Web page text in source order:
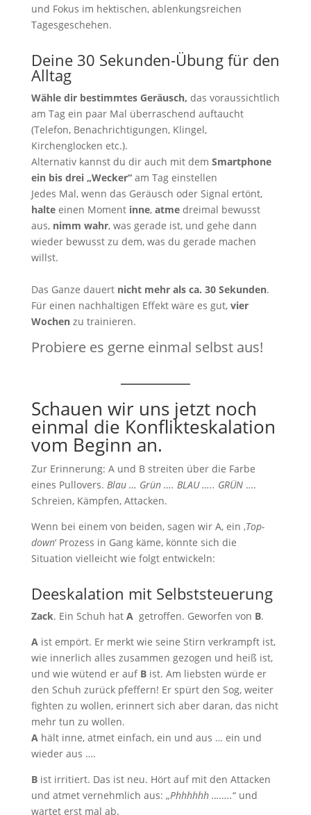
und Fokus im hektischen, ablenkungsreichen
Tagesgeschehen.
Deine 30 Sekunden-Übung für den
Alltag
Wähle dir bestimmtes Geräusch, das voraussichtlich
am Tag ein paar Mal überraschend auftaucht
(Telefon, Benachrichtigungen, Klingel,
Kirchenglocken etc.).
Alternativ kannst du dir auch mit dem Smartphone
ein bis drei „Wecker“am Tag einstellen
Jedes Mal, wenn das Geräusch oder Signal ertönt,
halteeinen Moment inne, atmedreimal bewusst
aus, nimm wahr, was gerade ist, und gehe dann
wieder bewusst zu dem, was du gerade machen
willst.
Das Ganze dauert nicht mehr als ca. 30 Sekunden.
Für einen nachhaltigen Effekt wäre es gut, vier
Wochenzu trainieren.
Probiere es gerne einmal selbst aus!
Schauen wir uns jetzt noch
einmal die Konflikteskalation
vom Beginn an.
Zur Erinnerung: A und B streiten über die Farbe
eines Pullovers. Blau … Grün …. BLAU ….. GRÜN….
Schreien, Kämpfen, Attacken.
Wenn bei einem von beiden, sagen wir A, ein ‚Top-
down‘ Prozess in Gang käme, könnte sich die
Situation vielleicht wie folgt entwickeln:
Deeskalation mit Selbststeuerung
Zack. Ein Schuh hat A getroffen. Geworfen von B.
A ist empört. Er merkt wie seine Stirn verkrampft ist,
wie innerlich alles zusammen gezogen und heiß ist,
und wie wütend er auf Bist. Am liebsten würde er
den Schuh zurück pfeffern! Er spürt den Sog, weiter
fighten zu wollen, erinnert sich aber daran, das nicht
mehr tun zu wollen.
A hält inne, atmet einfach, ein und aus … ein und
wieder aus ….
Bist irritiert. Das ist neu. Hört auf mit den Attacken
und atmet vernehmlich aus: „Phhhhhh ……..“ und
wartet erst mal ab.